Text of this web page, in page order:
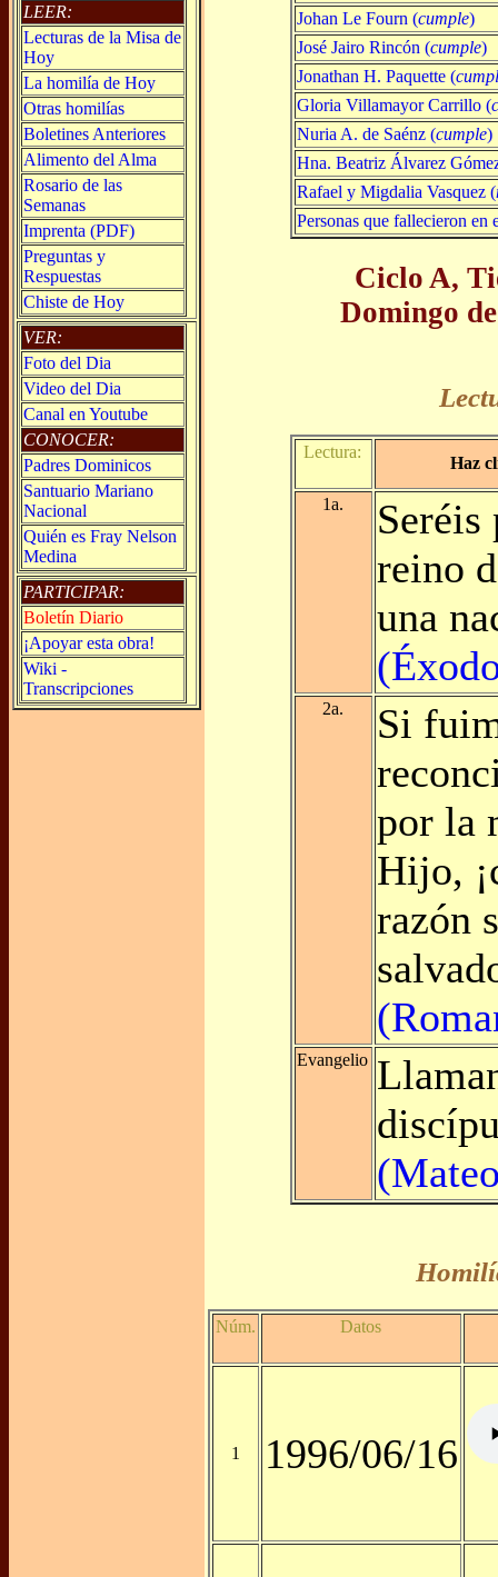
LEER:
Lecturas de la Misa de
Hoy
La homilía de Hoy
Otras homilías
Boletines Anteriores
Alimento del Alma
Rosario de las
Semanas
Imprenta (PDF)
Preguntas y
Respuestas
Chiste de Hoy
VER:
Foto del Dia
Video del Dia
Canal en Youtube
CONOCER:
Padres Dominicos
Santuario Mariano
Nacional
Quién es Fray Nelson
Medina
PARTICIPAR:
Boletín Diario
¡Apoyar esta obra!
Wiki -
Transcripciones
Johan Le Fourn (cumple)
José Jairo Rincón (cumple)
Jonathan H. Paquette (
Gloria Villamayor Carrillo (
Nuria A. de Saénz (cumple)
Hna. Beatriz Álvarez
Rafael y Migdalia Vasquez (
Personas que fallecieron en
Ciclo A,
Domingo
Lectura:
Haz
1a.
Seréis
reino
una
2a.
Si
por la
Hijo,
razón
Evangelio
Núm. Datos
1 1996/06/16